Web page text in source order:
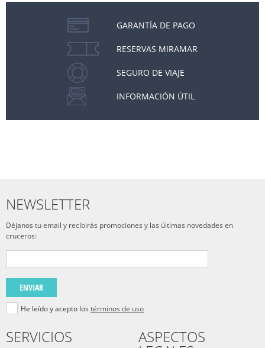
GARANTÍA DE PAGO
RESERVAS MIRAMAR
SEGURO DE VIAJE
INFORMACIÓN ÚTIL
NEWSLETTER
Déjanos tu email y recibirás promociones y las últimas novedades en
cruceros:
ENVIAR
He leído y acepto los términos de uso
SERVICIOS ASPECTOS